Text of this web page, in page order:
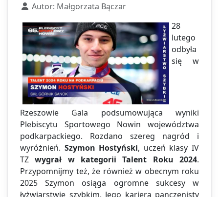
Autor: Małgorzata Bączar
28
lutego
odbyła
się w
Rzeszowie Gala podsumowująca wyniki
Plebiscytu Sportowego Nowin województwa
podkarpackiego. Rozdano szereg nagród i
wyróżnień. Szymon Hostyński, uczeń klasy IV
TZwygrał w kategorii Talent Roku 2024.
Przypomnijmy też, że również w obecnym roku
2025 Szymon osiąga ogromne sukcesy w
łyżwiarstwie szybkim. Jego kariera panczenisty